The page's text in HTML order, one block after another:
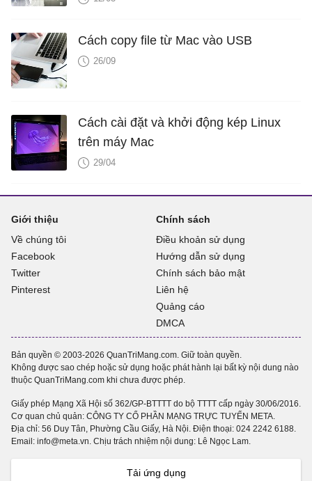
Cách copy file từ Mac vào USB
26/09
Cách cài đặt và khởi động kép Linux
trên máy Mac
29/04
Giới thiệu
Về chúng tôi
Facebook
Twitter
Pinterest
Chính sách
Điều khoản sử dụng
Hướng dẫn sử dụng
Chính sách bảo mật
Liên hệ
Quảng cáo
DMCA
Bản quyền © 2003-2026 QuanTriMang.com. Giữ toàn quyền.
Không được sao chép hoặc sử dụng hoặc phát hành lại bất kỳ nội dung nào
thuộc QuanTriMang.com khi chưa được phép.
Giấy phép Mạng Xã Hội số 362/GP-BTTTT do bộ TTTT cấp ngày 30/06/2016.
Cơ quan chủ quản: CÔNG TY CỔ PHẦN MẠNG TRỰC TUYẾN META.
Địa chỉ: 56 Duy Tân, Phường Cầu Giấy, Hà Nội. Điện thoại: 024 2242 6188
Email: info@meta.vn. Chịu trách nhiệm nội dung: Lê Ngọc Lam.
Tải ứng dụng